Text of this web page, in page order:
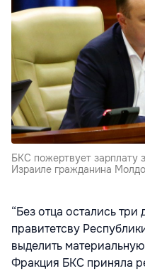
БКС пожертвует зарплату
Израиле гражданина
“Без отца остались
правитетсву
выделить
Фракция БКС приняла